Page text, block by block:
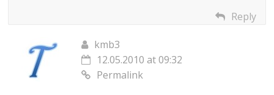
Reply
kmb3
12.05.2010 at 09:32
Permalink